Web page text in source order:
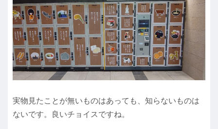
実物見たことが無いものはあっても、知らないものは
ないです。良いチョイスですね。